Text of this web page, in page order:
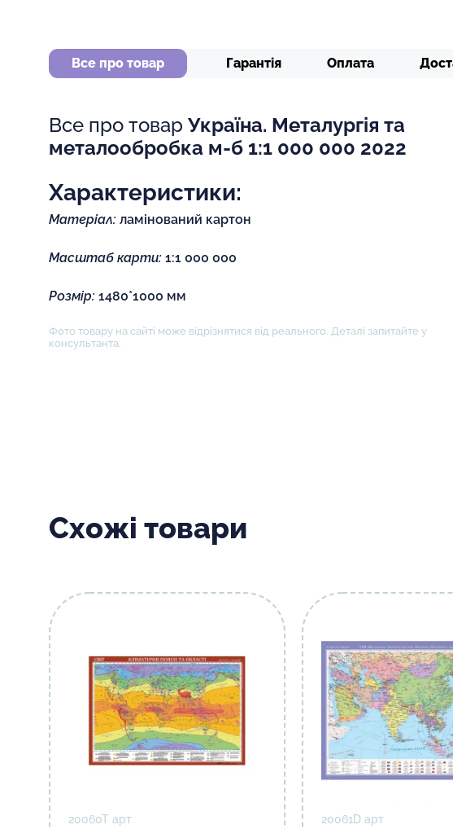
Все про товар Гарантія Оплата
Все про товар Україна. Металургія та
металообробка м-б 1:1 000 000 2022
Характеристики:
Матеріал: ламінований картон
Масштаб карти: 1:1 000 000
Розмір: 1480*1000 мм
Фото товару на сайті може відрізнятися від реального. Деталі запитайте у
консультанта.
Схожі товари
20060T арт 20061D арт